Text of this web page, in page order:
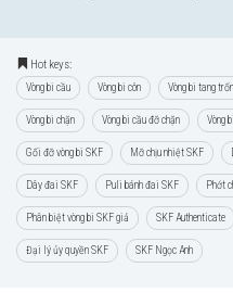
Hot keys:
Vòng bi cầu Vòng bi côn Vòng bi tang
Vòng bi chặn Vòng bi cầu đỡ chặn Vòng
Gối đỡ vòng bi SKF Mỡ chịu nhiệt SKF
Dây đai SKF Puli bánh đai SKF Phớt
Phân biệt vòng bi SKF giả SKF Authenticate
Đại lý ủy quyền SKF SKF Ngọc Anh